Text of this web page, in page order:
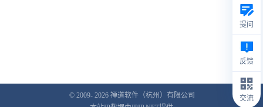
© 2009- 2026 禅道软件（杭州）有限公司
提问
反馈
交流